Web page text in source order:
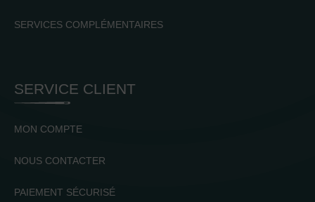
SERVICES COMPLÉMENTAIRES
SERVICE CLIENT
MON COMPTE
NOUS CONTACTER
PAIEMENT SÉCURISÉ